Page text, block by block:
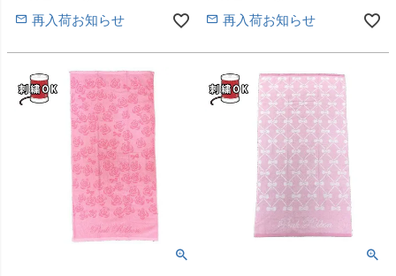
再入荷お知らせ
再入荷お知らせ